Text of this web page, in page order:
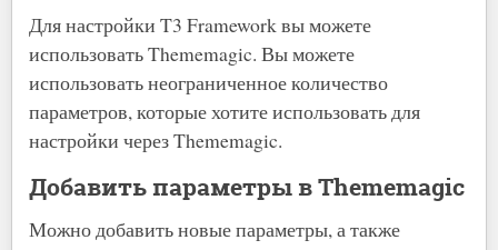
Для настройки T3 Framework вы можете
использовать Thememagic. Вы можете
использовать неограниченное количество
параметров, которые хотите использовать для
настройки через Thememagic.
Добавить параметры в Thememagic
Можно добавить новые параметры, а также